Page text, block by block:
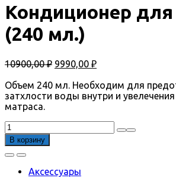
Кондиционер
(240 мл.)
10900,00₽ Первоначальная
составляла
10900,00 ₽.
9990,00 ₽Текущая
9990,00 ₽.
Объем 240 мл. Необходим для
затхлости воды внутри и
матраса.
Количество
товара
Кондиционер
для
воды
В корзину
Аксессуары